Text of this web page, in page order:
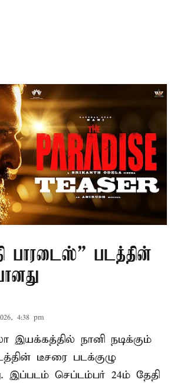
பாரடைஸ்” படத்தின்
4:38 pm
இயக்கத்தில் நானி நடிக்கும்
டீசரை படக்குழு
இப்படம் செப்டம்பர் 24ம் தேதி